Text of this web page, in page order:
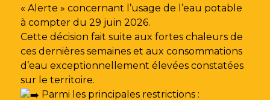
« Alerte » concernant l’usage de l’eau potable
à compter du 29 juin 2026.
Cette décision fait suite aux fortes chaleurs de
ces dernières semaines et aux consommations
d’eau exceptionnellement élevées constatées
sur le territoire.
Parmi les principales restrictions :